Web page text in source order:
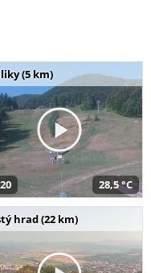
(5 km)
28,5 °C
hrad (22 km)